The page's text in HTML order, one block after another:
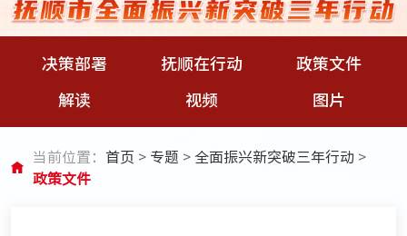
决策部署 抚顺在行动
政策文件
解读
视频 图片
当前位置： 首页 > 专题 > 全面振兴新突破三年行动 >
政策文件